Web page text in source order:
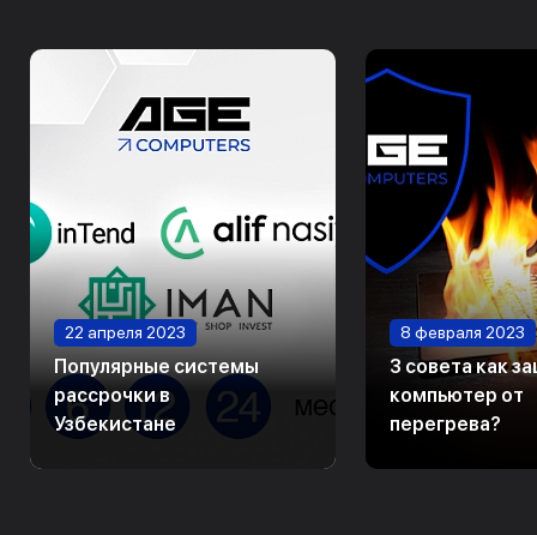
22 апреля 2023
Популярные системы
рассрочки в
Узбекистане
8 февраля 2023
3 совета как
компьютер от
перегрева?